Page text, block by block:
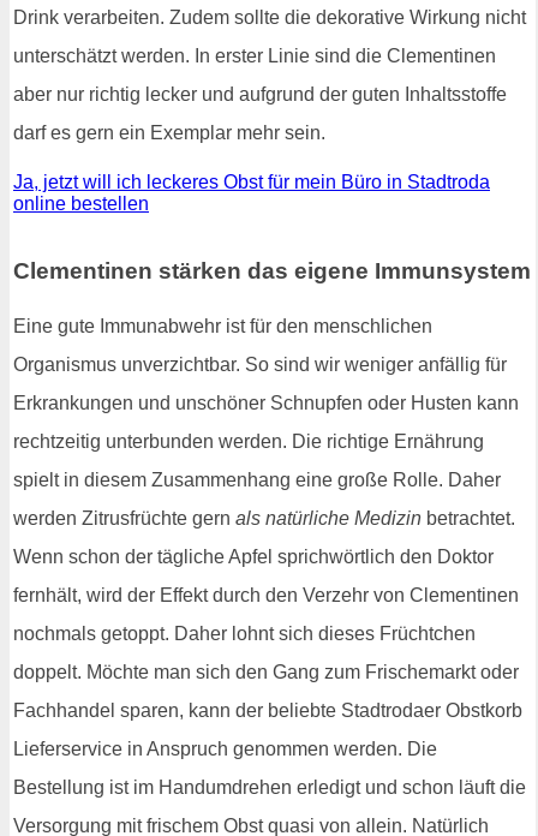
Drink verarbeiten. Zudem sollte die dekorative Wirkung nicht
unterschätzt werden. In erster Linie sind die Clementinen
aber nur richtig lecker und aufgrund der guten Inhaltsstoffe
darf es gern ein Exemplar mehr sein.
Ja, jetzt will ich leckeres Obst für mein Büro in Stadtroda
online bestellen
Clementinen stärken das eigene Immunsystem
Eine gute Immunabwehr ist für den menschlichen
Organismus unverzichtbar. So sind wir weniger anfällig für
Erkrankungen und unschöner Schnupfen oder Husten kann
rechtzeitig unterbunden werden. Die richtige Ernährung
spielt in diesem Zusammenhang eine große Rolle. Daher
werden Zitrusfrüchte gern als natürliche Medizin betrachtet.
Wenn schon der tägliche Apfel sprichwörtlich den Doktor
fernhält, wird der Effekt durch den Verzehr von Clementinen
nochmals getoppt. Daher lohnt sich dieses Früchtchen
doppelt. Möchte man sich den Gang zum Frischemarkt oder
Fachhandel sparen, kann der beliebte Stadtrodaer Obstkorb
Lieferservice in Anspruch genommen werden. Die
Bestellung ist im Handumdrehen erledigt und schon läuft die
Versorgung mit frischem Obst quasi von allein. Natürlich